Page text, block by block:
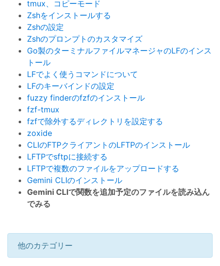
tmux、コピーモード
Zshをインストールする
Zshの設定
Zshのプロンプトのカスタマイズ
Go製のターミナルファイルマネージャのLFのインス
トール
LFでよく使うコマンドについて
LFのキーバインドの設定
fuzzy finderのfzfのインストール
fzf-tmux
fzfで除外するディレクトリを設定する
zoxide
CLIのFTPクライアントのLFTPのインストール
LFTPでsftpに接続する
LFTPで複数のファイルをアップロードする
Gemini CLIのインストール
Gemini CLIで関数を追加予定のファイルを読み込ん
でみる
他のカテゴリー